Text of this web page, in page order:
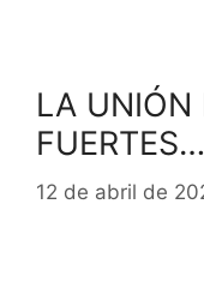
LA UNIÓN
12 de abril de